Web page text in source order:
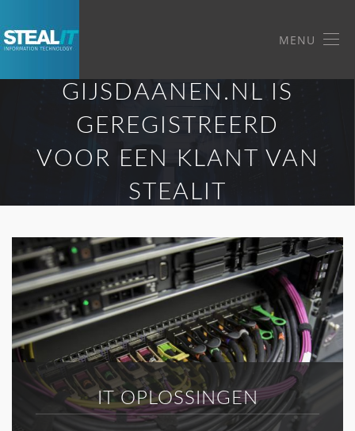
MENU
GIJSDAANEN.NL IS
GEREGISTREERD
VOOR EEN KLANT VAN
STEALIT
IT OPLOSSINGEN